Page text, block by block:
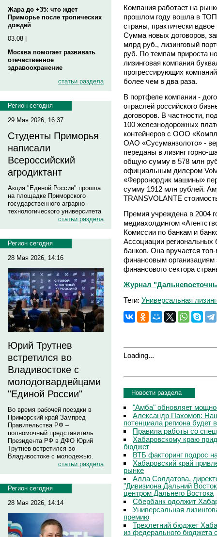
Жара до +35: что ждет
Приморье после тропических
дождей
03.08 |
Москва помогает развивать
отечественное
здравоохранение
статьи раздела
Регион сегодня
29 Мая 2026, 16:37
Студенты Приморья
написали
Всероссийский
агродиктант
Акция "Единой России" прошла
на площадке Приморского
государственного аграрно-
технологического университета
статьи раздела
Регион сегодня
28 Мая 2026, 14:16
Юрий Трутнев
встретился во
Владивостоке с
молодогвардейцами
"Единой России"
Во время рабочей поездки в
Приморский край Зампред
Правительства РФ –
полномочный представитель
Президента РФ в ДФО Юрий
Трутнев встретился во
Владивостоке с молодежью.
статьи раздела
Регион сегодня
28 Мая 2026, 14:14
Компания работает на
прошлом году вошла в
страны, практически
Сумма новых договоров,
млрд руб., лизинговый
руб. По темпам прироста
лизинговая компания
прогрессирующих
более чем в два раза.
В портфеле компании -
отраслей российского
договоров. В частности,
100 железнодорожных
контейнеров с ООО
ОАО «Сусуманзолото» -
переданы в лизинг горно-
общую сумму в 578 млн
официальным дилером
«Ферронордик машины»
сумму 1912 млн рублей.
TRANSVOLANTE
Премия учреждена в 2004
медиахолдингом
Комиссии по банкам и
Ассоциации региональных
банков. Она вручается
финансовым организациям
финансового сектора
Журнал
Теги: Универсальная
Loading...
Новости раздела
"Амба" обновляет
Александр Пахомов:
потенциала региона будет
Правила работы со
Хабаровскому краю
бюджет
ВТБ факторинг подрос
Хабаровский край
рынке
Алла Солдатова,
"Дивизиона Дальний
центром Дальнего Востока
Сбербанк одолжит
Универсальная
премию
Трехлетний бюджет
из федерального